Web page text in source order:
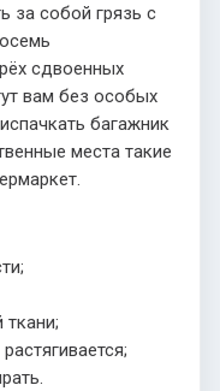
за собой грязь с
сдвоенных
вам без особых
багажник
места такие